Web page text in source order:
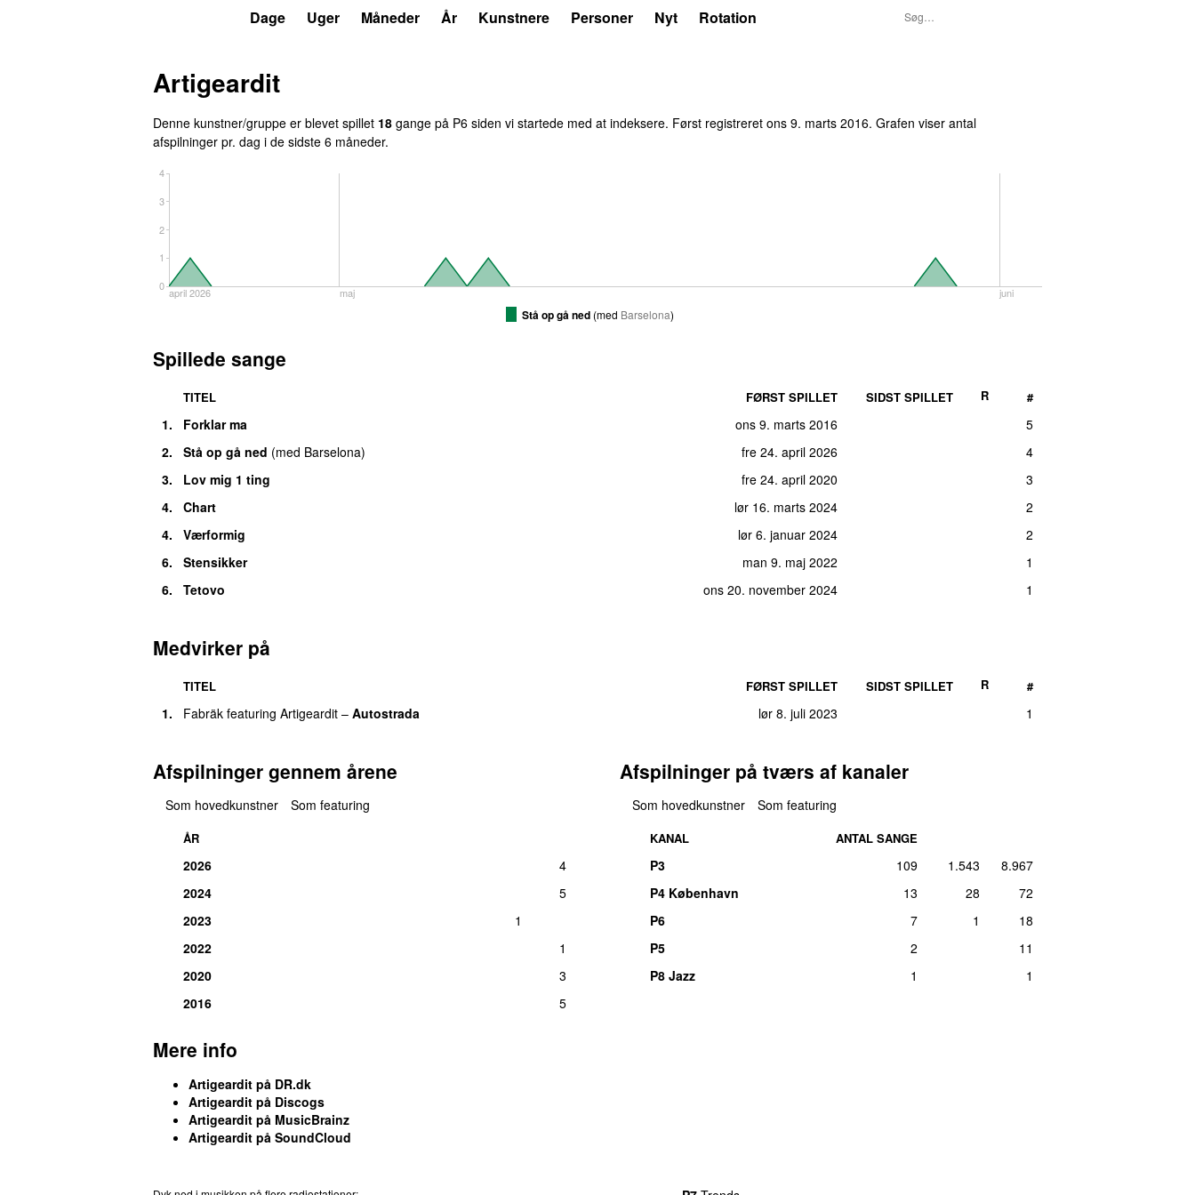
Dage Uger Måneder År Kunstnere Personer Nyt Rotation
Artigeardit
Denne kunstner/gruppe er blevet spillet 18 gange på P6 siden vi startede med at indeksere. Først registreret ons 9. marts 2016. Grafen viser antal
afspilninger pr. dag i de sidste 6 måneder.
april 2026 maj juni
0
1
2
3
4
Stå op gå ned(med Barselona)
Spillede sange
TITEL FØRST SPILLET SIDST SPILLET R #
1. Forklar ma ons 9. marts 2016
5
2.
Stå op gå ned (med Barselona) fre 24. april 2026
4
3.
Lov mig 1 ting fre 24. april 2020
3
4.
Chart lør 16. marts 2024
2
4.
Værformig lør 6. januar 2024
2
6.
Stensikker man 9. maj 2022
1
6.
Tetovo ons 20. november 2024 1
Medvirker på
TITEL FØRST SPILLET SIDST SPILLET R #
1. Fabräk featuring Artigeardit – Autostrada lør 8. juli 2023 1
Afspilninger gennem årene
Som hovedkunstner Som featuring
ÅR
2026
4
2024
5
2023
1
2022
1
2020
3
2016
5
Afspilninger på tværs af kanaler
Som hovedkunstner Som featuring
KANAL ANTAL SANGE
P3 109 1.543
8.967
P4 København
13 28
72
P6
7 1
18
P5
2
11
P8 Jazz
1 1
Mere info
Artigeardit på DR.dk
Artigeardit på Discogs
Artigeardit på MusicBrainz
Artigeardit på SoundCloud